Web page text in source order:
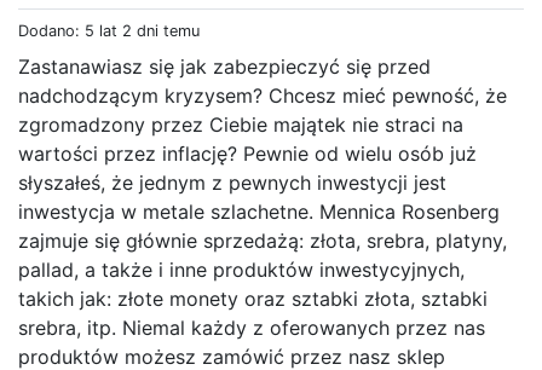
Dodano: 5 lat 2 dni temu
Zastanawiasz się jak zabezpieczyć się przed
nadchodzącym kryzysem? Chcesz mieć pewność, że
zgromadzony przez Ciebie majątek nie straci na
wartości przez inflację? Pewnie od wielu osób już
słyszałeś, że jednym z pewnych inwestycji jest
inwestycja w metale szlachetne. Mennica Rosenberg
zajmuje się głównie sprzedażą: złota, srebra, platyny,
pallad, a także i inne produktów inwestycyjnych,
takich jak: złote monety oraz sztabki złota, sztabki
srebra, itp. Niemal każdy z oferowanych przez nas
produktów możesz zamówić przez nasz sklep